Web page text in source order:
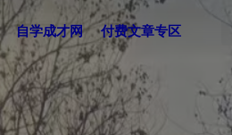
自学成才网 付费文章专区